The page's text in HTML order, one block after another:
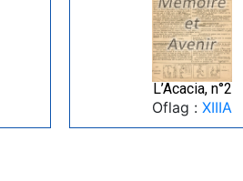
L’Acacia, n°2
Oflag : XIIIA